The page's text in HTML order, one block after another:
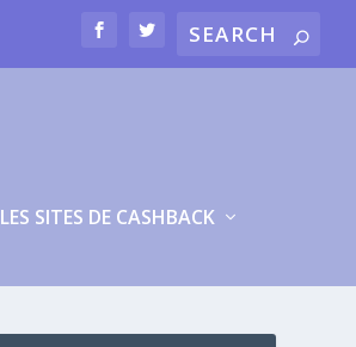
LES SITES DE CASHBACK